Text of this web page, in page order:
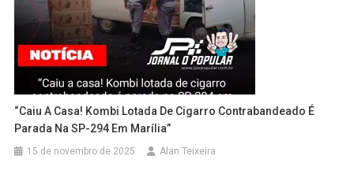
“Caiu A Casa! Kombi Lotada De Cigarro Contrabandeado É
Parada Na SP-294 Em Marília”
15 de novembro de 2025 Alan Teixeira